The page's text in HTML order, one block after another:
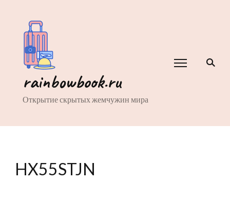
rainbowbook.ru
Открытие скрытых жемчужин мира
HX55STJN